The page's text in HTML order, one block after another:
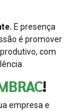
E presença
é promover
com
!
empresa e